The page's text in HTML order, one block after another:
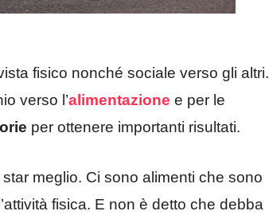
fisico nonché sociale verso gli altri.
verso l’alimentazione e per le
per ottenere importanti risultati.
meglio. Ci sono alimenti che sono
fisica. E non è detto che debba